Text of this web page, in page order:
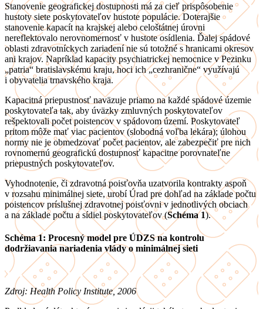
Stanovenie geografickej dostupnosti má za cieľ prispôsobenie
hustoty siete poskytovateľov hustote populácie. Doterajšie
stanovenie kapacít na krajskej alebo celoštátnej úrovni
nereflektovalo nerovnomernosť v hustote osídlenia. Ďalej spádové
oblasti zdravotníckych zariadení nie sú totožné s hranicami okresov
ani krajov. Napríklad kapacity psychiatrickej nemocnice v Pezinku
„patria“ bratislavskému kraju, hoci ich „cezhranične“ využívajú
i obyvatelia trnavského kraja.
Kapacitná priepustnosť naväzuje priamo na každé spádové územie
poskytovateľa tak, aby úväzky zmluvných poskytovateľov
rešpektovali počet poistencov v spádovom území. Poskytovateľ
pritom môže mať viac pacientov (slobodná voľba lekára); úlohou
normy nie je obmedzovať počet pacientov, ale zabezpečiť pre nich
rovnomernú geografickú dostupnosť kapacitne porovnateľne
priepustných poskytovateľov.
Vyhodnotenie, či zdravotná poisťovňa uzatvorila kontrakty aspoň
v rozsahu minimálnej siete, urobí Úrad pre dohľad na základe počtu
poistencov príslušnej zdravotnej poisťovni v jednotlivých obciach
a na základe počtu a sídiel poskytovateľov (Schéma 1).
Schéma 1: Procesný model pre ÚDZS na kontrolu
dodržiavania nariadenia vlády o minimálnej sieti
Zdroj: Health Policy Institute, 2006